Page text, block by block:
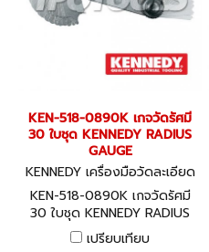
KEN-518-0890K เกจวัดรัศมี
30 ใบชุด KENNEDY RADIUS
GAUGE
KENNEDY เครื่องมือวัดละเอียด
KEN-518-0890K
KEN-518-0890K เกจวัดรัศมี
30 ใบชุด KENNEDY RADIUS
GAUGE
เปรียบเทียบ